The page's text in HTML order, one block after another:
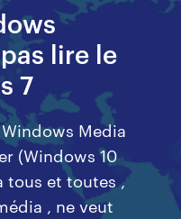
lire le
7
Windows Media
(Windows 10
tous et toutes ,
, ne veut